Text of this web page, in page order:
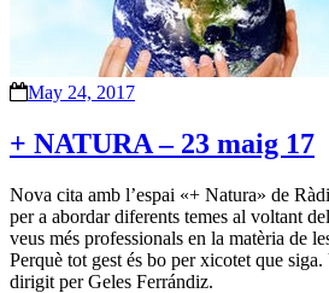
May 24, 2017
+ NATURA – 23 maig 17
Nova cita amb l’espai «+ Natura» de
per a abordar diferents temes al voltant
veus més professionals en la matèria de
Perquè tot gest és bo per xicotet que
dirigit per Geles Ferrándiz.